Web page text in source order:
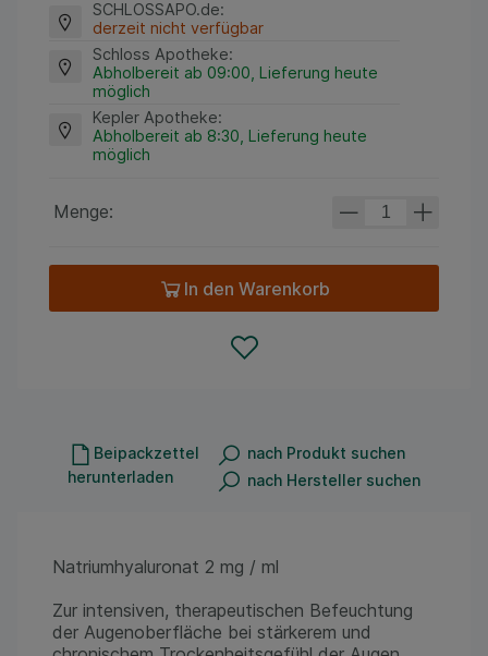
SCHLOSSAPO.de:
derzeit nicht verfügbar
Schloss Apotheke:
Abholbereit ab 09:00, Lieferung heute
möglich
Kepler Apotheke:
Abholbereit ab 8:30, Lieferung heute
möglich
Menge:
In den Warenkorb
Beipackzettel
herunterladen
nach Produkt suchen
nach Hersteller suchen
Natriumhyaluronat 2 mg / ml
Zur intensiven, therapeutischen Befeuchtung
der Augenoberfläche bei stärkerem und